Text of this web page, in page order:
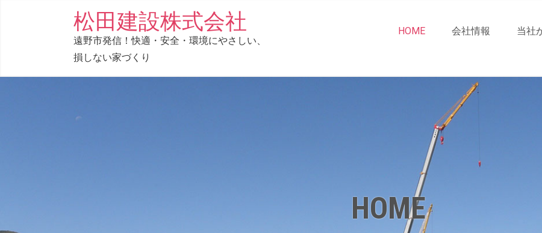
ツ
松田建設株式会社
遠野市発信！快適・安全・環境にやさしい、
損しない家づくり
HOME 会社情報 当社
HOME